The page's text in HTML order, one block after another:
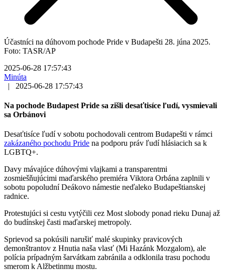
Účastníci na dúhovom pochode Pride v Budapešti 28. júna 2025.
Foto: TASR/AP
2025-06-28 17:57:43
Minúta
|
2025-06-28 17:57:43
Na pochode Budapest Pride sa zišli desaťtisíce ľudí, vysmievali
sa Orbánovi
Desaťtisíce ľudí v sobotu pochodovali centrom Budapešti v rámci
zakázaného pochodu Pride na podporu práv ľudí hlásiacich sa k
LGBTQ+.
Davy mávajúce dúhovými vlajkami a transparentmi
zosmiešňujúcimi maďarského premiéra Viktora Orbána zaplnili v
sobotu popoludní Deákovo námestie neďaleko Budapeštianskej
radnice.
Protestujúci si cestu vytýčili cez Most slobody ponad rieku Dunaj až
do budínskej časti maďarskej metropoly.
Sprievod sa pokúsili narušiť malé skupinky pravicových
demonštrantov z Hnutia naša vlasť (Mi Hazánk Mozgalom), ale
polícia prípadným šarvátkam zabránila a odklonila trasu pochodu
smerom k Alžbetinmu mostu.